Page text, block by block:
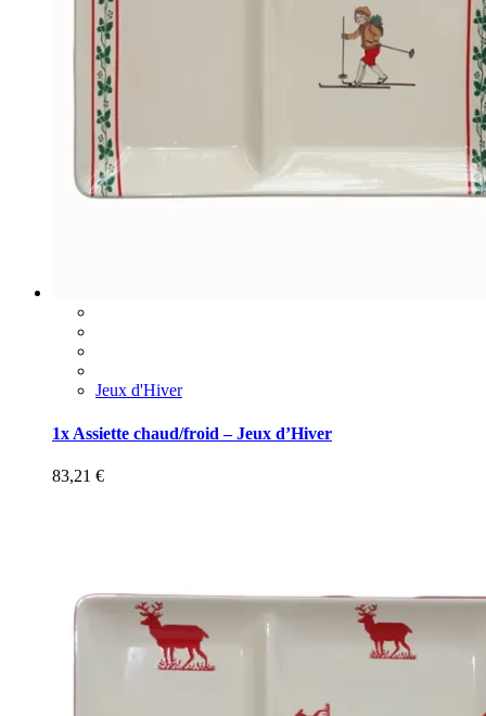
Jeux d'Hiver
1x Assiette chaud/froid – Jeux d’Hiver
83,21 €